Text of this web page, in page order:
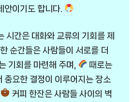
안이기도 합니다.
시간은 대화와 교류의 기회를 제
순간들은 사람들이 서로를 더
기회를 마련해 주며,
때로는
중요한 결정이 이루어지는 장소
커피 한잔은 사람들 사이의 벽